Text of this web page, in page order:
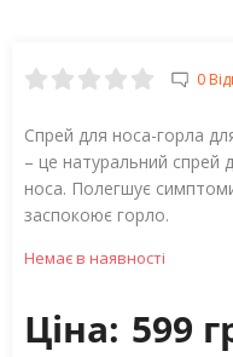
0
Спрей для носа-горла
– це натуральний спрей
носа. Полегшує
заспокоює горло.
Немає в наявності
Ціна: 599